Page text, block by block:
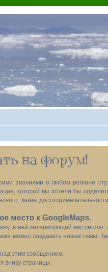
на форум!
знаниями о любом регионе
которой вы хотели бы
какие
место к GoogleMaps.
в ней интересующий вас
можно создавать новые темы.
над этим сообщением.
внизу страницы.